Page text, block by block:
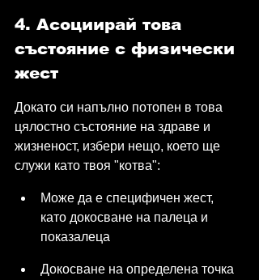
4. Асоциирай това
състояние с физически
жест
Докато си напълно потопен в това
цялостно състояние на здраве и
жизненост, избери нещо, което ще
служи като твоя "котва":
Може да е специфичен жест,
като докосване на палеца и
показалеца
Докосване на определена точка